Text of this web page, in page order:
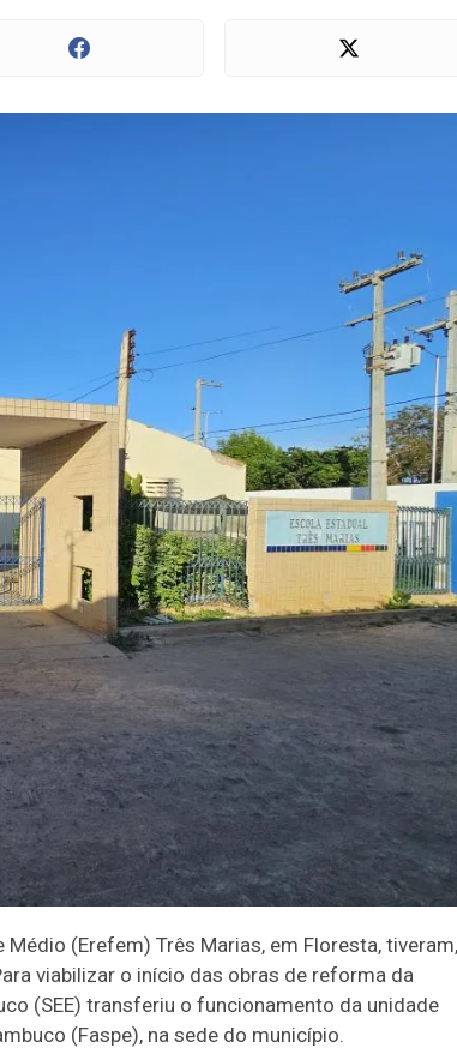
(Erefem) Três Marias, em Floresta, tiveram,
viabilizar o início das obras de reforma da
(SEE) transferiu o funcionamento da unidade
(Faspe), na sede do município.